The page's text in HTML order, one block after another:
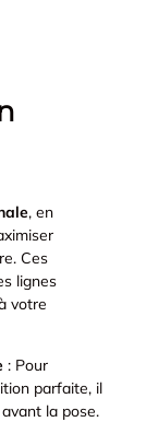
, en
Ces
lignes
votre
: Pour
parfaite, il
la pose.